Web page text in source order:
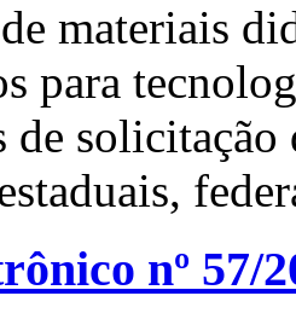
materiais
para
de solicitação
nº 57/